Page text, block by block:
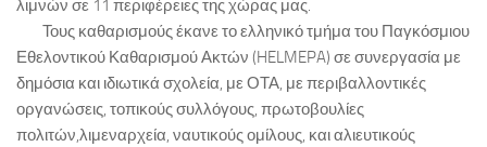
λιμνών σε 11 περιφέρειες της χώρας μας.
Τους καθαρισμούς έκανε το ελληνικό τμήμα του Παγκόσμιου
Εθελοντικού Καθαρισμού Ακτών (HELMEPA) σε συνεργασία με
δημόσια και ιδιωτικά σχολεία, με ΟΤΑ, με περιβαλλοντικές
οργανώσεις, τοπικούς συλλόγους, πρωτοβουλίες
πολιτών,λιμεναρχεία, ναυτικούς ομίλους, και αλιευτικούς